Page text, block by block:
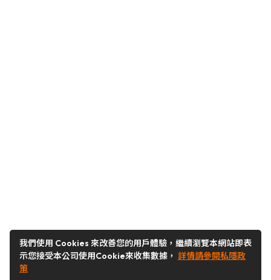
我們使用 Cookies 來改善您的用戶體驗，繼續瀏覽本網站即表
示您接受本公司使用Cookie來收集數據， 詳情請參閱私隱政
策